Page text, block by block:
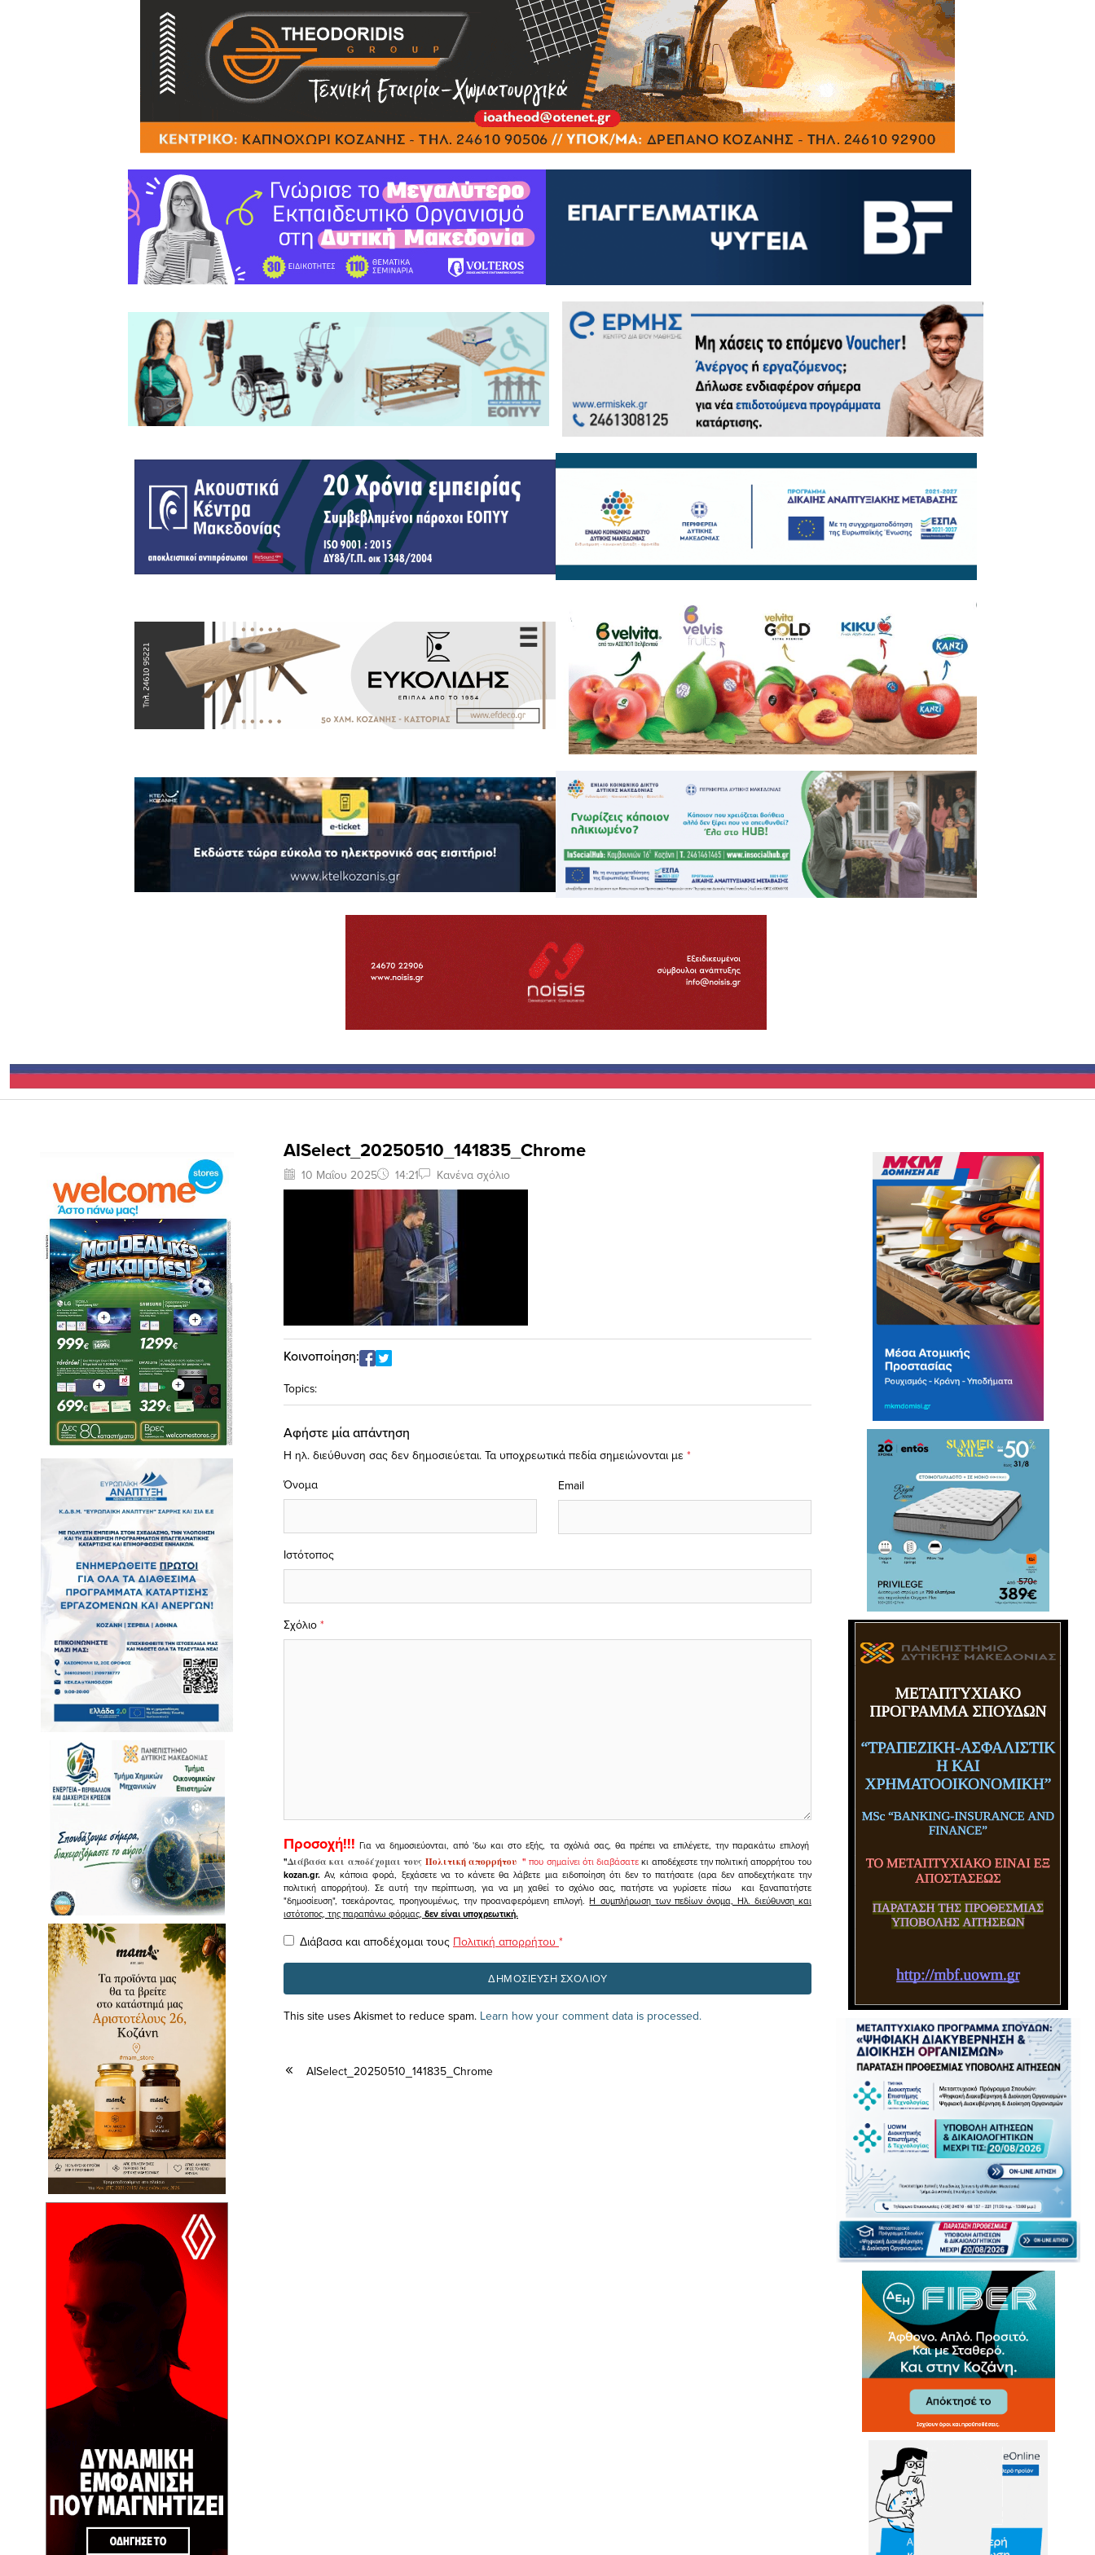
AISelect_20250510_141835_Chrome
10 Μαΐου 2025 14:21 Κανένα σχόλιο
Κοινοποίηση:
Topics:
Αφήστε μία απάντηση
Η ηλ. διεύθυνση σας δεν δημοσιεύεται. Τα υποχρεωτικά πεδία σημειώνονται με *
Σχόλιο *
Όνομα Email
Ιστότοπος
Προσοχή!!! Για να δημοσιεύονται, από 'δω και στο εξής, τα σχόλιά σας, θα πρέπει να επιλέγετε, την παρακάτω επιλογή
"Διάβασα και αποδέχομαι τουςΠολιτική απορρήτου " που σημαίνει ότι διαβάσατεκι αποδέχεστε την πολιτική απορρήτου του
kozan.gr. Αν, κάποια φορά, ξεχάσετε να το κάνετε θα λάβετε μια ειδοποίηση ότι δεν το πατήσατε (αρα δεν αποδεχτήκατε την
πολιτική απορρήτου). Σε αυτή την περίπτωση, για να μη χαθεί το σχόλιο σας, πατήστε να γυρίσετε πίσω και ξαναπατήστε
"δημοσίευση", τσεκάροντας, προηγουμένως, την προαναφερόμενη επιλογή.Η συμπλήρωση των πεδίων όνομα, Ηλ. διεύθυνση και
ιστότοπος, της παραπάνω φόρμας, δεν είναι υποχρεωτική.
Διάβασα και αποδέχομαι τους Πολιτική απορρήτου *
This site uses Akismet to reduce spam. Learn how your comment data is processed.
AISelect_20250510_141835_Chrome